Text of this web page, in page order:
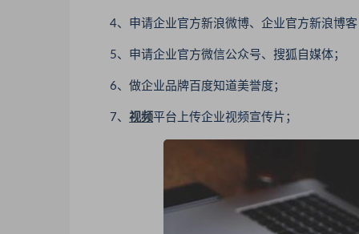
4、申请企业官方新浪微博、企业官方新浪博客
5、申请企业官方微信公众号、搜狐自媒体；
6、做企业品牌百度知道美誉度；
7、 视频平台上传企业视频宣传片；